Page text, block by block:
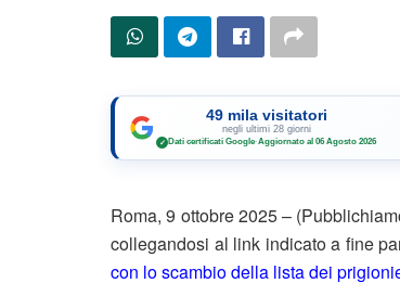
49 mila visitatori
negli ultimi 28 giorni
✓ Dati certificati Google·Aggiornato al 06 Agosto 2026
Roma, 9 ottobre 2025 –
collegandosi al link indicato a fine
con lo scambio della lista dei